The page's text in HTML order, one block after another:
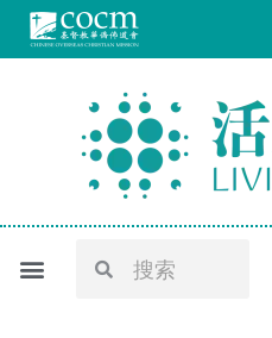
SearchSearch